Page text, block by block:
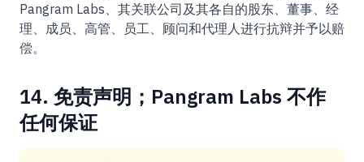
Pangram Labs、其关联公司及其各自的股东、董事、经
理、成员、高管、员工、顾问和代理人进行抗辩并予以赔
偿。
14. 免责声明；Pangram Labs 不作
任何保证